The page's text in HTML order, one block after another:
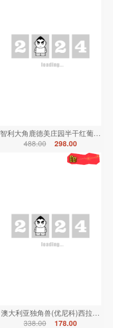
智利大角鹿德美庄园半干红葡萄酒
488.00
298.00
澳大利亚独角兽(优尼科)西拉红葡
338.00
178.00